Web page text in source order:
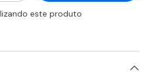
este produto